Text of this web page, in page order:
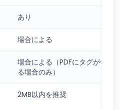
あり
場合による
場合による（PDFにタグが付い
る場合のみ）
2MB以内を推奨